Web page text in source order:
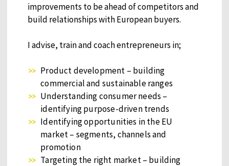
improvements to be ahead of competitors and
build relationships with European buyers.
I advise, train and coach entrepreneurs in;
Product development – building
commercial and sustainable ranges
Understanding consumer needs –
identifying purpose-driven trends
Identifying opportunities in the EU
market – segments, channels and
promotion
Targeting the right market – building